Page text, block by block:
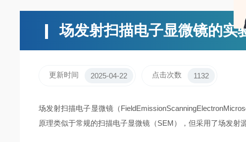
场发射扫描电子显微镜的实
更新时间 2025-04-22 点击次数 1132
场发射扫描电子显微镜（
原理类似于常规的扫描电子显微镜（SEM），但采用了场发